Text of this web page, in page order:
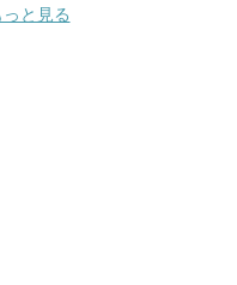
と見る